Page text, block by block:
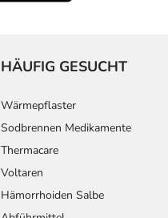
HÄUFIG GESUCHT
Wärmepflaster
Sodbrennen Medikamente
Thermacare
Voltaren
Hämorrhoiden Salbe